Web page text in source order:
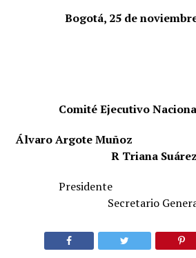
Bogotá, 25 de
Comité Ejecutivo
Álvaro Argote Muñoz
R Triana Suárez
Secretario